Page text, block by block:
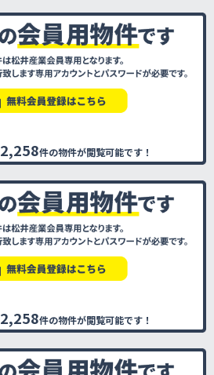
2,258件の物件が閲覧可能です！
2,258件の物件が閲覧可能です！